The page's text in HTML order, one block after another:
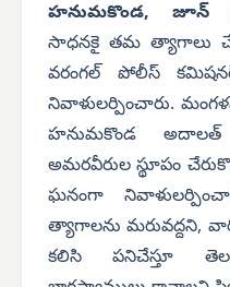
హనుమకొండ, జూన్
సాధనకై తమ త్యాగాలు
వరంగల్ పోలీస్
నివాళులర్పించారు.
హనుమకొండ
అమరవీరుల స్థూపం
ఘనంగా
త్యాగాలను మరువద్దని,
కలిసి పనిచేస్తూ